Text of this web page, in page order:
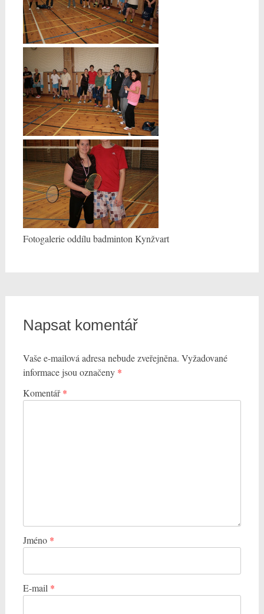
Fotogalerie oddílu badminton Kynžvart
Napsat komentář
Vaše e-mailová adresa nebude zveřejněna. Vyžadované
informace jsou označeny *
Komentář*
Jméno *
E-mail *